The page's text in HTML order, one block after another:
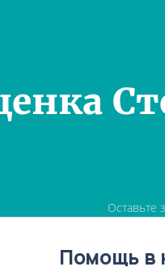
Оставьте
Помощь в